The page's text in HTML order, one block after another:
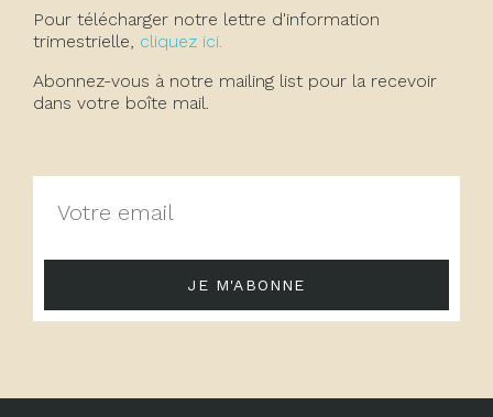
Pour télécharger notre lettre d'information
trimestrielle, cliquez ici.
Abonnez-vous à notre mailing list pour la recevoir
dans votre boîte mail.
JE M'ABONNE